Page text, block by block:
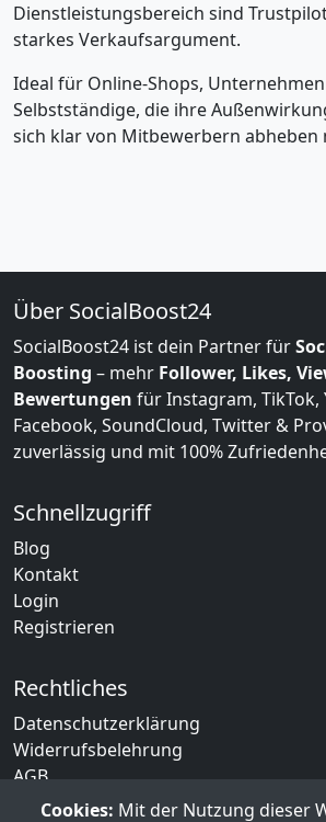
Dienstleistungsbereich sind
starkes Verkaufsargument.
Ideal für Online-Shops,
Selbstständige, die ihre
sich klar von Mitbewerbern abheben
Über SocialBoost24
SocialBoost24 ist dein Partner für
Boosting – mehr Follower, Likes,
Bewertungen für Instagram, TikTok,
Facebook, SoundCloud, Twitter &
zuverlässig und mit 100%
Schnellzugriff
Blog
Kontakt
Login
Registrieren
Rechtliches
Datenschutzerklärung
Widerrufsbelehrung
AGB
Impressum
Cookies: Mit der Nutzung dieser